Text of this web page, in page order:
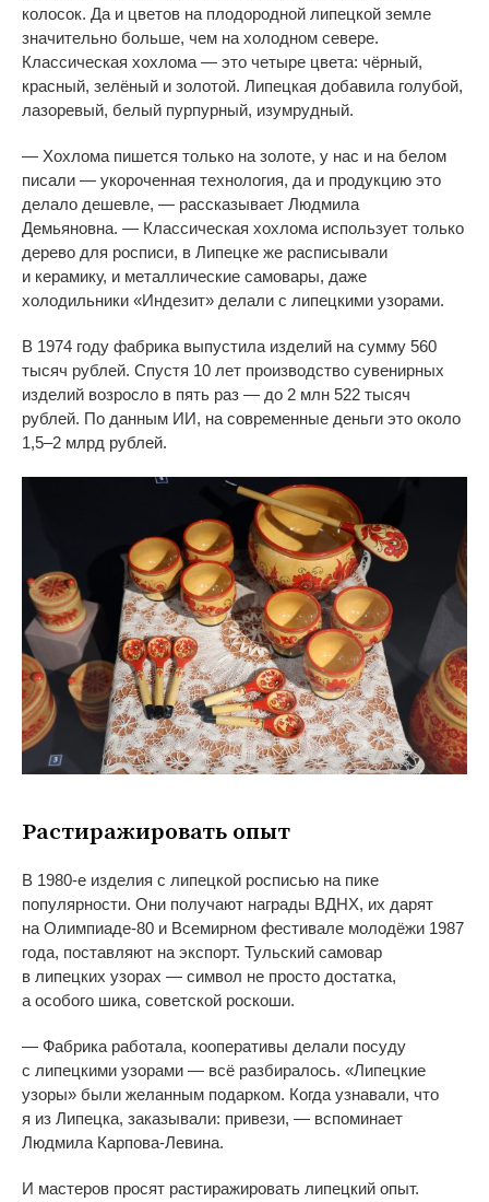
колосок. Да и цветов на плодородной липецкой земле
значительно больше, чем на холодном севере.
Классическая хохлома — это четыре цвета: чёрный,
красный, зелёный и золотой. Липецкая добавила голубой,
лазоревый, белый пурпурный, изумрудный.
— Хохлома пишется только на золоте, у нас и на белом
писали — укороченная технология, да и продукцию это
делало дешевле, — рассказывает Людмила
Демьяновна. — Классическая хохлома использует только
дерево для росписи, в Липецке же расписывали
и керамику, и металлические самовары, даже
холодильники «Индезит» делали с липецкими узорами.
В 1974 году фабрика выпустила изделий на сумму 560
тысяч рублей. Спустя 10 лет производство сувенирных
изделий возросло в пять раз — до 2 млн 522 тысяч
рублей. По данным ИИ, на современные деньги это около
1,5–2 млрд рублей.
Растиражировать опыт
В 1980-е изделия с липецкой росписью на пике
популярности. Они получают награды ВДНХ, их дарят
на Олимпиаде-80 и Всемирном фестивале молодёжи 1987
года, поставляют на экспорт. Тульский самовар
в липецких узорах — символ не просто достатка,
а особого шика, советской роскоши.
— Фабрика работала, кооперативы делали посуду
с липецкими узорами — всё разбиралось. «Липецкие
узоры» были желанным подарком. Когда узнавали, что
я из Липецка, заказывали: привези, — вспоминает
Людмила Карпова-Левина.
И мастеров просят растиражировать липецкий опыт.